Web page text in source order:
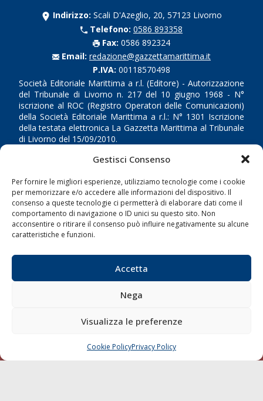
Gestisci Consenso
Per fornire le migliori esperienze, utilizziamo tecnologie come i cookie
per memorizzare e/o accedere alle informazioni del dispositivo. Il
consenso a queste tecnologie ci permetterà di elaborare dati come il
comportamento di navigazione o ID unici su questo sito. Non
acconsentire o ritirare il consenso può influire negativamente su alcune
caratteristiche e funzioni.
Accetta
Nega
Visualizza le preferenze
Cookie PolicyPrivacy Policy
Indirizzo: Scali D'Azeglio, 20, 57123 Livorno
Telefono: 0586 893358
Fax: 0586 892324
Email: redazione@gazzettamarittima.it
P.IVA: 00118570498
Società Editoriale Marittima a r.l. (Editore) - Autorizzazione
del Tribunale di Livorno n. 217 del 10 giugno 1968 - N°
iscrizione al ROC (Registro Operatori delle Comunicazioni)
della Società Editoriale Marittima a r.l.: N° 1301 Iscrizione
della testata elettronica La Gazzetta Marittima al Tribunale
di Livorno del 15/09/2010.
LINK
Shipping
Porti/Interporti
Trasporti
Sostenibilità
Compagnie di Navigazione
Blue economy
Diporto
Contatti
CHIAMA SCRIVI